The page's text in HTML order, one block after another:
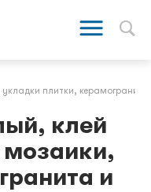
плитки,
клей
мозаики,
и